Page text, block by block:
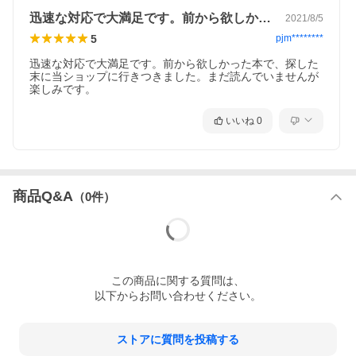
迅速な対応で大満足です。前から欲しかっ… 2021/8/5
5 pjm********
迅速な対応で大満足です。前から欲しかった本で、探した
末に当ショップに行きつきました。まだ読んでいませんが
楽しみです。
いいね 0
商品Q&A （0件）
この商品に関する質問は、
以下からお問い合わせください。
ストアに質問を投稿する